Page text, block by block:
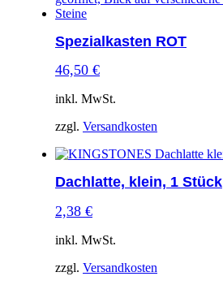
Spezialkasten ROT
46,50 €
inkl. MwSt.
zzgl. Versandkosten
Dachlatte, klein, 1 Stück
2,38 €
inkl. MwSt.
zzgl. Versandkosten